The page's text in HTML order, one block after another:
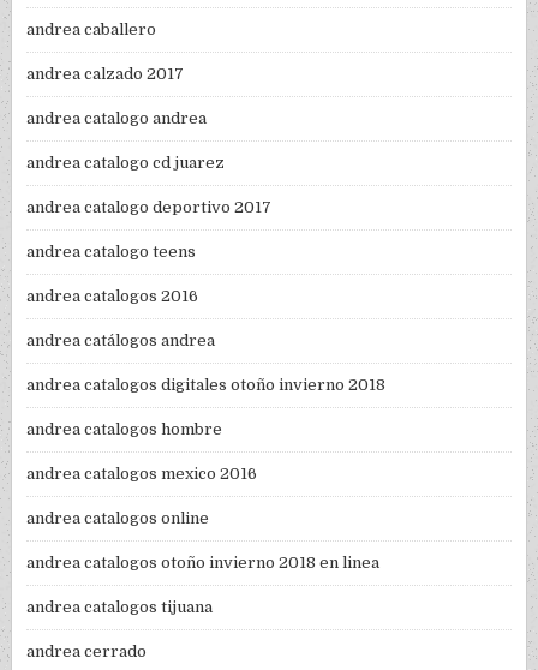
andrea caballero
andrea calzado 2017
andrea catalogo andrea
andrea catalogo cd juarez
andrea catalogo deportivo 2017
andrea catalogo teens
andrea catalogos 2016
andrea catálogos andrea
andrea catalogos digitales otoño invierno 2018
andrea catalogos hombre
andrea catalogos mexico 2016
andrea catalogos online
andrea catalogos otoño invierno 2018 en linea
andrea catalogos tijuana
andrea cerrado